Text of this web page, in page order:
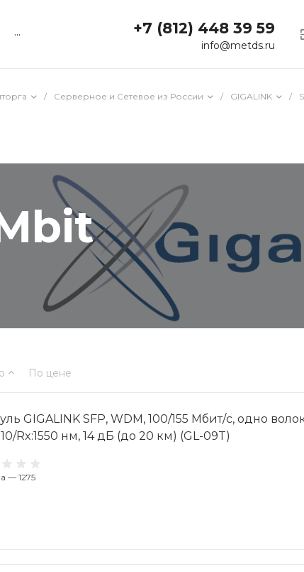
... +7 (812) 448 39 59
info@metds.ru
/ Серверное и Сетевое из России / GIGALINK /
По цене
GIGALINK SFP, WDM, 100/155 Мбит/c, одно
Rx:1550 нм, 14 дБ (до 20 км) (GL-09T)
— 1275